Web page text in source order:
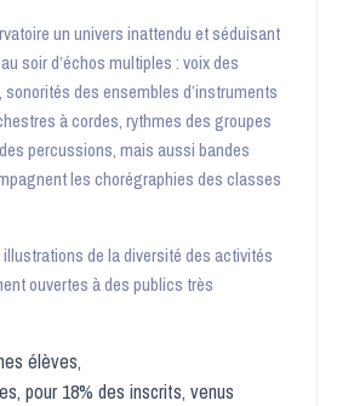
un univers inattendu et séduisant
soir d’échos multiples : voix des
des ensembles d’instruments
à cordes, rythmes des groupes
percussions, mais aussi bandes
les chorégraphies des classes
de la diversité des activités
ouvertes à des publics très
élèves,
pour 18% des inscrits, venus